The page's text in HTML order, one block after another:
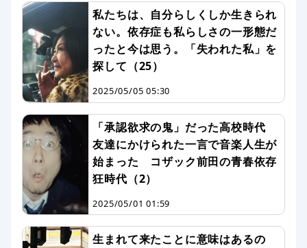
私たちは、自分らしくしか生きられ
ない。依存症も私らしさの一形態だ
ったと今は思う。「失われた私」を
探して（25）
2025/05/05 05:30
「承認欲求の鬼」だった高校時代
友達にかけられた一言で音楽人生が
始まった コザック前田の青春依存
狂時代（2）
2025/05/01 01:59
生まれて来たことに意味はあるの